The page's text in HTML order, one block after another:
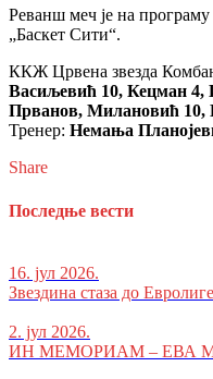
Реванш меч је на
„Баскет Сити“.
ККЖ Црвена звезда
Васиљевић 10, Кецман 4,
Прванов, Милановић 10,
Тренер: Немања
Share
Последње вести
16. јул 2026.
Звездина стаза до
2. јул 2026.
ИН МЕМОРИАМ – ЕВА